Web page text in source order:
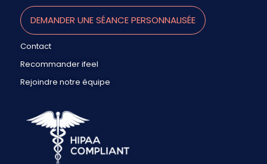
DEMANDER UNE SÉANCE PERSONNALISÉE
Contact
Recommander ifeel
Rejoindre notre équipe